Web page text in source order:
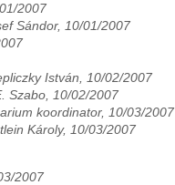
2007
Sándor, 10/01/2007
István, 10/02/2007
Szabo, 10/02/2007
koordinator, 10/03/2007
Károly, 10/03/2007
2007